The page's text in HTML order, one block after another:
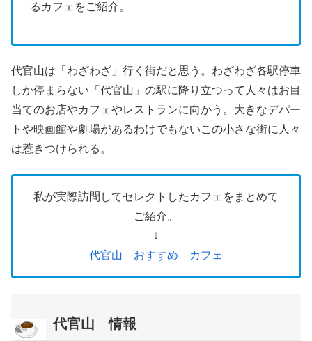
るカフェをご紹介。
代官山は「わざわざ」行く街だと思う。わざわざ各駅停車
しか停まらない「代官山」の駅に降り立つって人々はお目
当てのお店やカフェやレストランに向かう。大きなデパー
トや映画館や劇場があるわけでもないこの小さな街に人々
は惹きつけられる。
私が実際訪問してセレクトしたカフェをまとめて
ご紹介。
↓
代官山 おすすめ カフェ
代官山 情報